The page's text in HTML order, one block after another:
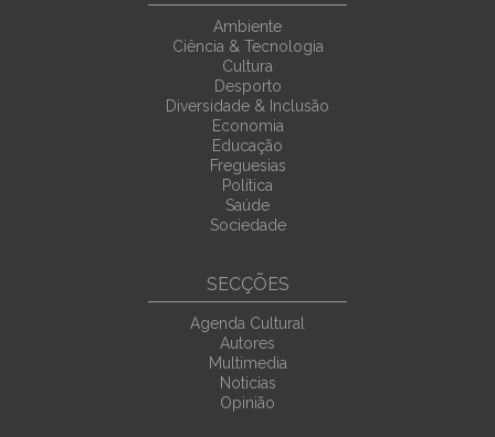
Ambiente
Ciência & Tecnologia
Cultura
Desporto
Diversidade & Inclusão
Economia
Educação
Freguesias
Política
Saúde
Sociedade
SECÇÕES
Agenda Cultural
Autores
Multimedia
Noticias
Opinião